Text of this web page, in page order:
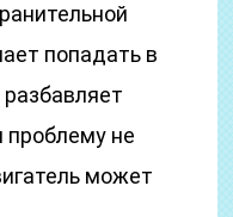
попадать в
разбавляет
проблему не
может